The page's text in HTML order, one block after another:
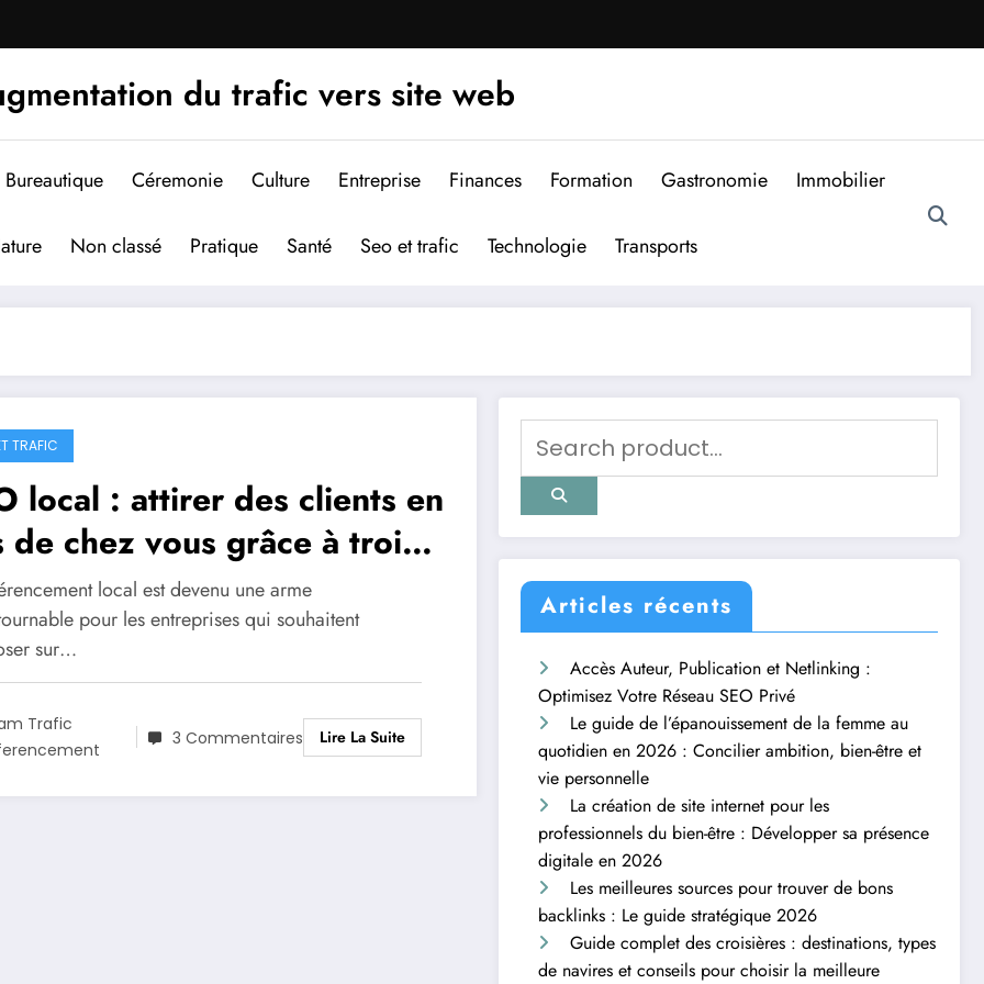
du trafic vers site web
Bureautique Céremonie Culture Entreprise Finances Formation Gastronomie Immobilier
Non classé Pratique Santé Seo et trafic Technologie Transports
TRAFIC
local : attirer des clients en
de chez vous grâce à trois
local est devenu une arme
pour les entreprises qui souhaitent
sur…
Trafic
3 Commentaires Lire La Suite
Articles récents
Accès Auteur, Publication et Netlinking :
Optimisez Votre Réseau SEO Privé
Le guide de l’épanouissement de la femme au
quotidien en 2026 : Concilier ambition, bien-être et
vie personnelle
La création de site internet pour les
professionnels du bien-être : Développer sa présence
digitale en 2026
Les meilleures sources pour trouver de bons
backlinks : Le guide stratégique 2026
Guide complet des croisières : destinations, types
de navires et conseils pour choisir la meilleure